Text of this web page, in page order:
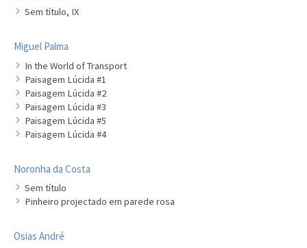
Sem título, IX
Miguel Palma
In the World of Transport
Paisagem Lúcida #1
Paisagem Lúcida #2
Paisagem Lúcida #3
Paisagem Lúcida #5
Paisagem Lúcida #4
Noronha da Costa
Sem título
Pinheiro projectado em parede rosa
Osias André